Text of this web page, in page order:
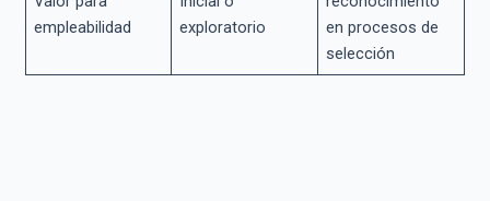
empleabilidad
exploratorio
en procesos de
selección